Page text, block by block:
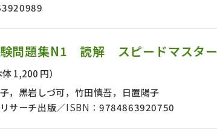
験問題集N1 読解 スピードマスター
体 1,200 円）
，黒岩しづ可，竹田慎吾，日置陽子
サーチ出版 ISBN： 9784863920750